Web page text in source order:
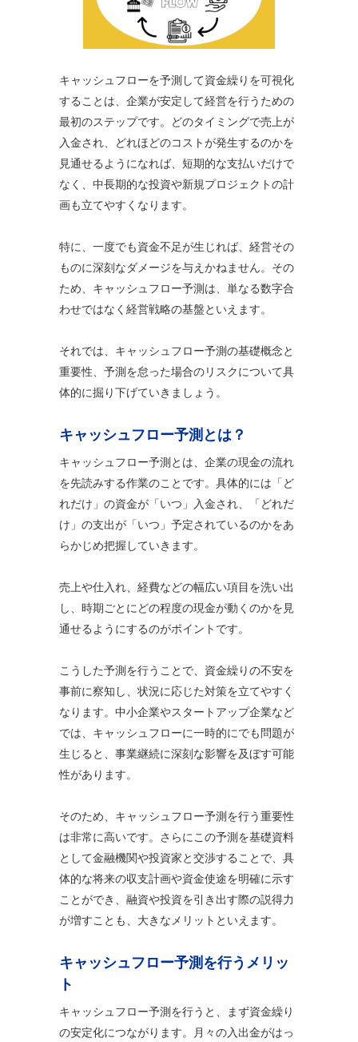
キャッシュフローを予測して資金繰りを可視化
することは、企業が安定して経営を行うための
最初のステップです。どのタイミングで売上が
入金され、どれほどのコストが発生するのかを
見通せるようになれば、短期的な支払いだけで
なく、中長期的な投資や新規プロジェクトの計
画も立てやすくなります。
特に、一度でも資金不足が生じれば、経営その
ものに深刻なダメージを与えかねません。その
ため、キャッシュフロー予測は、単なる数字合
わせではなく経営戦略の基盤といえます。
それでは、キャッシュフロー予測の基礎概念と
重要性、予測を怠った場合のリスクについて具
体的に掘り下げていきましょう。
キャッシュフロー予測とは？
キャッシュフロー予測とは、企業の現金の流れ
を先読みする作業のことです。具体的には「ど
れだけ」の資金が「いつ」入金され、「どれだ
け」の支出が「いつ」予定されているのかをあ
らかじめ把握していきます。
売上や仕入れ、経費などの幅広い項目を洗い出
し、時期ごとにどの程度の現金が動くのかを見
通せるようにするのがポイントです。
こうした予測を行うことで、資金繰りの不安を
事前に察知し、状況に応じた対策を立てやすく
なります。中小企業やスタートアップ企業など
では、キャッシュフローに一時的にでも問題が
生じると、事業継続に深刻な影響を及ぼす可能
性があります。
そのため、キャッシュフロー予測を行う重要性
は非常に高いです。さらにこの予測を基礎資料
として金融機関や投資家と交渉することで、具
体的な将来の収支計画や資金使途を明確に示す
ことができ、融資や投資を引き出す際の説得力
が増すことも、大きなメリットといえます。
キャッシュフロー予測を行うメリッ
ト
キャッシュフロー予測を行うと、まず資金繰り
の安定化につながります。月々の入出金がはっ